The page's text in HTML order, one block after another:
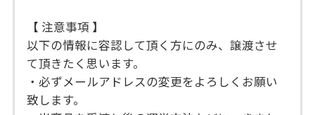
【 注意事項 】
以下の情報に容認して頂く方にのみ、譲渡させ
て頂きたく思います。
・必ずメールアドレスの変更をよろしくお願い
致します。